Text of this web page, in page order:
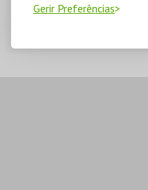
Gerir Preferências